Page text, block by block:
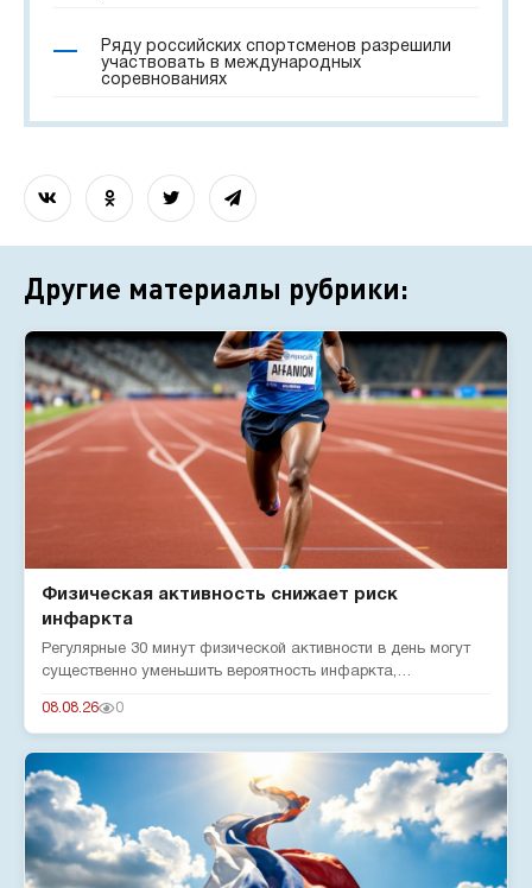
Ряду российских спортсменов разрешили
участвовать в международных
соревнованиях
Другие материалы рубрики:
Физическая активность снижает риск
инфаркта
Регулярные 30 минут физической активности в день могут
существенно уменьшить вероятность инфаркта,
08.08.26 0